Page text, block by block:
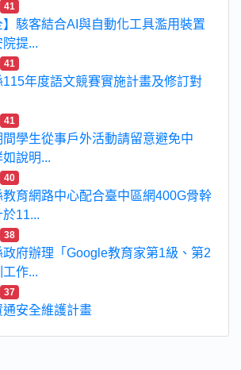
41
】駭客結合AI與自動化工具濫用裝置
提...
41
年度語文競賽實施計畫及修訂對
41
間學生從事戶外活動請留意避免中
說明...
40
育網路中心配合臺中區網400G骨幹
11...
38
府辦理「Google教育家第1級、第2
作...
37
安全維護計畫